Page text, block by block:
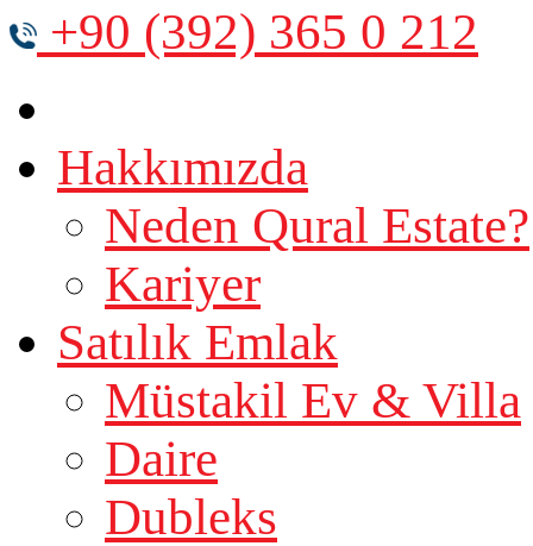
+90 (392) 365 0 212
Hakkımızda
Neden Qural Estate?
Kariyer
Satılık Emlak
Müstakil Ev & Villa
Daire
Dubleks